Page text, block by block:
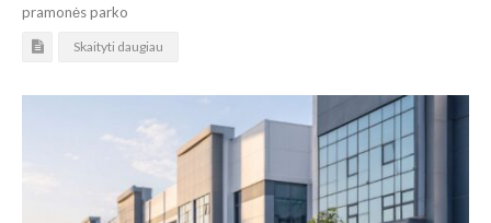
pramonės parko
Skaityti daugiau